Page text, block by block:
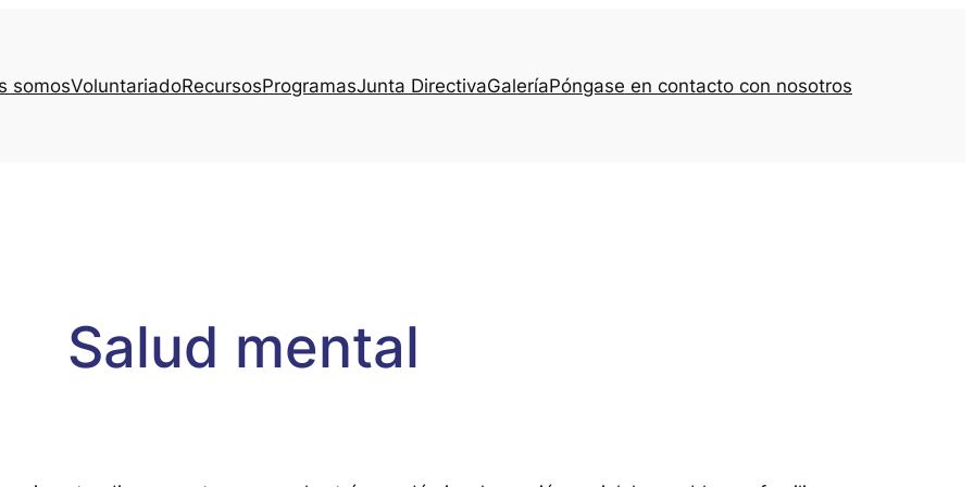
somosVoluntariadoRecursosProgramasJunta DirectivaGaleríaPóngase en contacto con nosotros
Salud mental